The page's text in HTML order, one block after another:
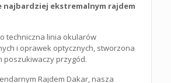
najbardziej ekstremalnym rajdem
techniczna linia okularów
i oprawek optycznych, stworzona
poszukiwaczy przygód.
Rajdem Dakar, nasza